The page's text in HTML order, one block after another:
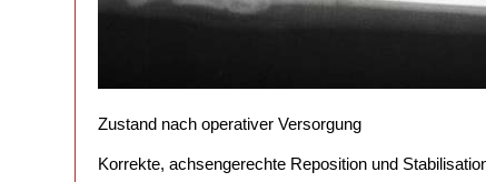
Zustand nach operativer Versorgung
Korrekte, achsengerechte Reposition und